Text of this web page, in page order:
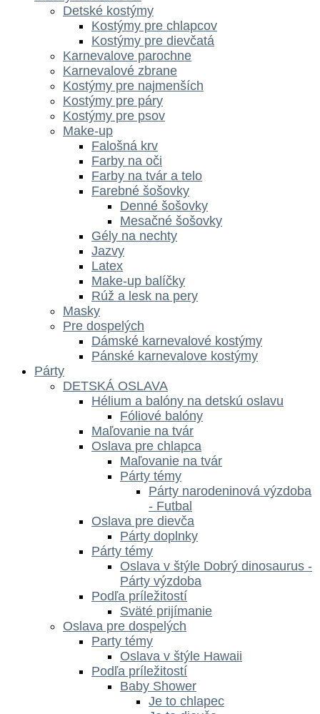
Detské kostýmy
Kostýmy pre chlapcov
Kostýmy pre dievčatá
Karnevalove parochne
Karnevalové zbrane
Kostýmy pre najmenších
Kostýmy pre páry
Kostýmy pre psov
Make-up
Falošná krv
Farby na oči
Farby na tvár a telo
Farebné šošovky
Denné šošovky
Mesačné šošovky
Gély na nechty
Jazvy
Latex
Make-up balíčky
Rúž a lesk na pery
Masky
Pre dospelých
Dámské karnevalové kostýmy
Pánské karnevalove kostýmy
Párty
DETSKÁ OSLAVA
Hélium a balóny na detskú oslavu
Fóliové balóny
Maľovanie na tvár
Oslava pre chlapca
Maľovanie na tvár
Párty témy
Párty narodeninová výzdoba
- Futbal
Oslava pre dievča
Párty doplnky
Párty témy
Oslava v štýle Dobrý dinosaurus -
Párty výzdoba
Podľa príležitostí
Sväté prijímanie
Oslava pre dospelých
Party témy
Oslava v štýle Hawaii
Podľa príležitostí
Baby Shower
Je to chlapec